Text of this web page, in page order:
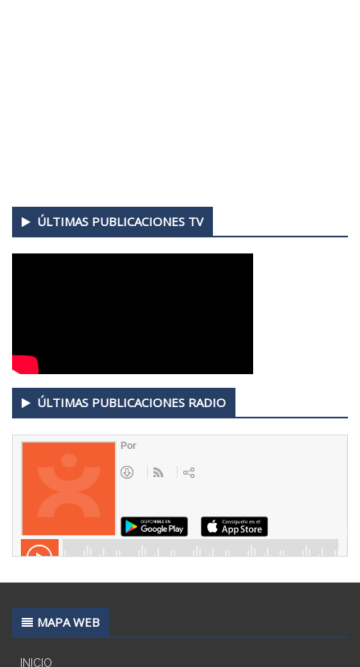
ÚLTIMAS PUBLICACIONES TV
ÚLTIMAS PUBLICACIONES RADIO
MAPA WEB
INICIO